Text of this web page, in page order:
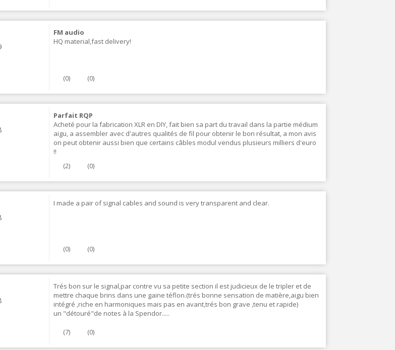
FM audio
HQ material,fast delivery!
(0) (0)
Parfait RQP
Acheté pour la fabrication XLR en DIY, fait bien sa part du travail dans la partie médium
aigu, a assembler avec d'autres qualités de fil pour obtenir le bon résultat, a mon avis
on peut obtenir aussi bien que certains câbles modul vendus plusieurs milliers d'euro
!!
(2) (0)
I made a pair of signal cables and sound is very transparent and clear.
(0) (0)
Trés bon sur le signal,par contre vu sa petite section il est judicieux de le tripler et de
mettre chaque brins dans une gaine téflon.(trés bonne sensation de matière,aigu bien
intégré ,riche en harmoniques mais pas en avant,trés bon grave ,tenu et rapide)
un "détouré"de notes à la Spendor.....
(7) (0)